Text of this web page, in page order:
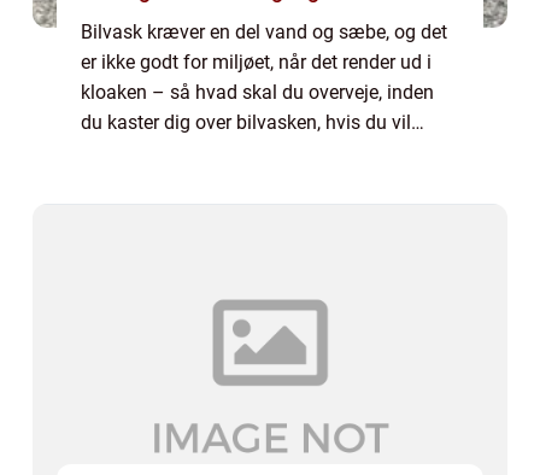
Bilvask kræver en del vand og sæbe, og det
er ikke godt for miljøet, når det render ud i
kloaken – så hvad skal du overveje, inden
du kaster dig over bilvasken, hvis du vil